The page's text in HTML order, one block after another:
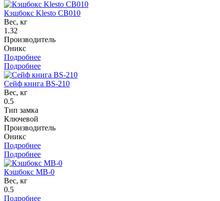
Кэшбокс Klesto CB010
Вес, кг
1.32
Производитель
Оникс
Подробнее
Подробнее
Сейф книга BS-210
Вес, кг
0.5
Тип замка
Ключевой
Производитель
Оникс
Подробнее
Подробнее
Кэшбокс MB-0
Вес, кг
0.5
Подробнее